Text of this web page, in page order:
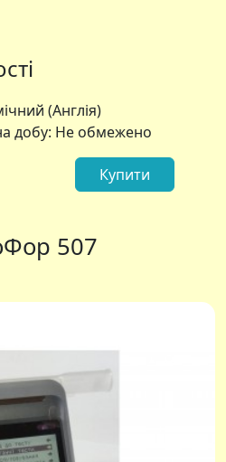
(Англія)
добу: Не обмежено
Купити
507